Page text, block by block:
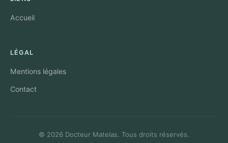
Accueil
LÉGAL
Mentions légales
Contact
© 2026 Docteur Matelas. Tous droits réservés.